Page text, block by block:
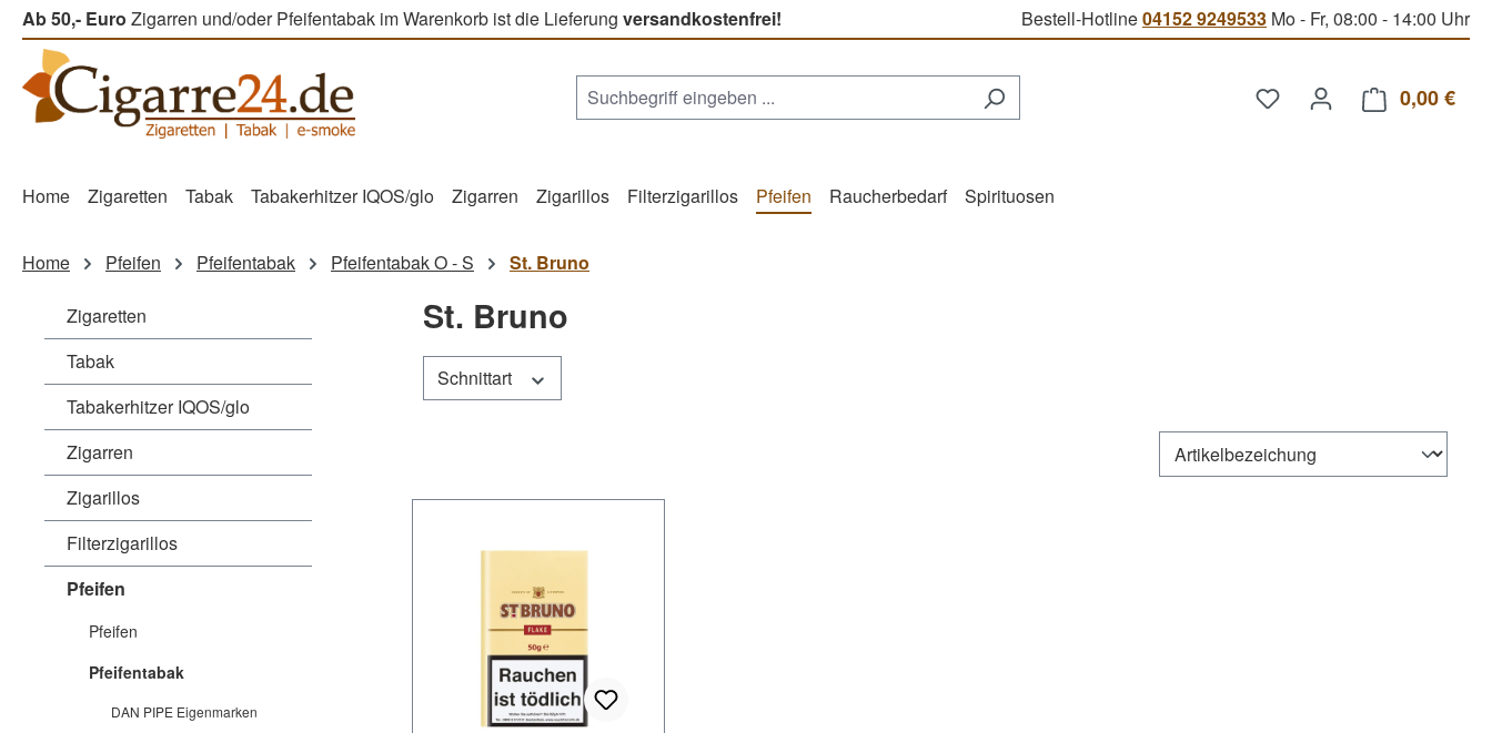
Hauptinhalt springen
Zur Suche springen
Zur Hauptnavigation springen
Ab 50,- Euro Zigarren und/oder Pfeifentabak im Warenkorb ist die Lieferung versandkostenfrei! Bestell-Hotline04152 9249533 Mo - Fr, 08:00 - 14:00 Uhr
Du hast 0 Produkte auf
0,00 €
Home Zigaretten Tabak Tabakerhitzer IQOS/glo Zigarren Zigarillos Filterzigarillos Pfeifen Raucherbedarf Spirituosen
Home Pfeifen Pfeifentabak Pfeifentabak O - S St. Bruno
Zigaretten
Tabak
Tabakerhitzer IQOS/glo
Zigarren
Zigarillos
Filterzigarillos
Pfeifen
Pfeifen
Pfeifentabak
DAN PIPE Eigenmarken
St. Bruno
Schnittart